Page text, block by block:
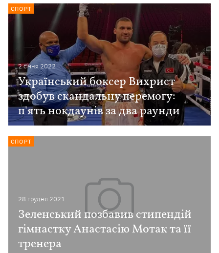
2 сiчня 2022
Український боксер Вихрист
здобув скандальну перемогу:
п'ять нокдаунів за два раунди
СПОРТ
28 грудня 2021
Зеленський позбавив стипендій
гімнастку Анастасію Мотак та її
тренера
СПОРТ